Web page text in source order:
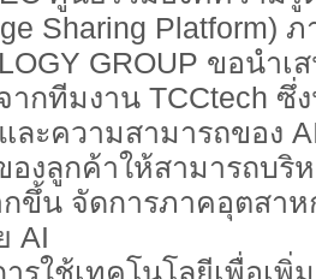
Sharing Platform)
GROUP ขอนำ
ากทีมงาน TCCtech ซึ่
ละความสามารถของ
องลูกค้าให้สามารถบริ
ขึ้น จัดการภาคอุตสา
AI
ช้เทคโนโลยีเพื่อเพิ่ม